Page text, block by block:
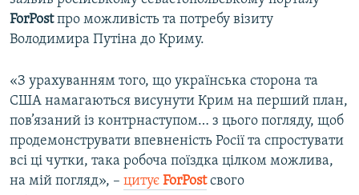
ForPostпро можливість та потребу візиту
Володимира Путіна до Криму.
«З урахуванням того, що українська сторона та
США намагаються висунути Крим на перший план,
пов’язаний із контрнаступом… з цього погляду, щоб
продемонструвати впевненість Росії та спростувати
всі ці чутки, така робоча поїздка цілком можлива,
на мій погляд», – цитує ForPostсвого